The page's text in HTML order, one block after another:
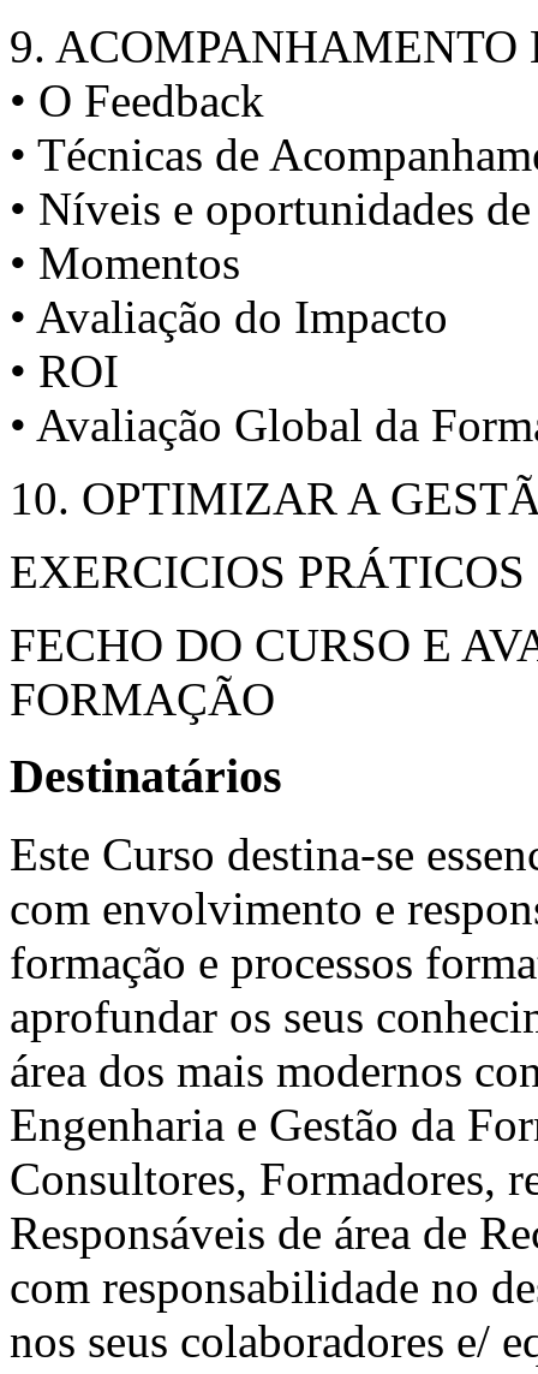
9. ACOMPANHAMENTO
• O Feedback
• Técnicas de
• Níveis e oportunidades
• Momentos
• Avaliação do Impacto
• ROI
• Avaliação Global da
10. OPTIMIZAR A
EXERCICIOS PRÁTICOS
FECHO DO CURSO E
FORMAÇÃO
Destinatários
Este Curso destina-se
com envolvimento e
formação e processos
aprofundar os seus
área dos mais modernos
Engenharia e Gestão da
Consultores, Formadores,
Responsáveis de área de
com responsabilidade no
nos seus colaboradores e/